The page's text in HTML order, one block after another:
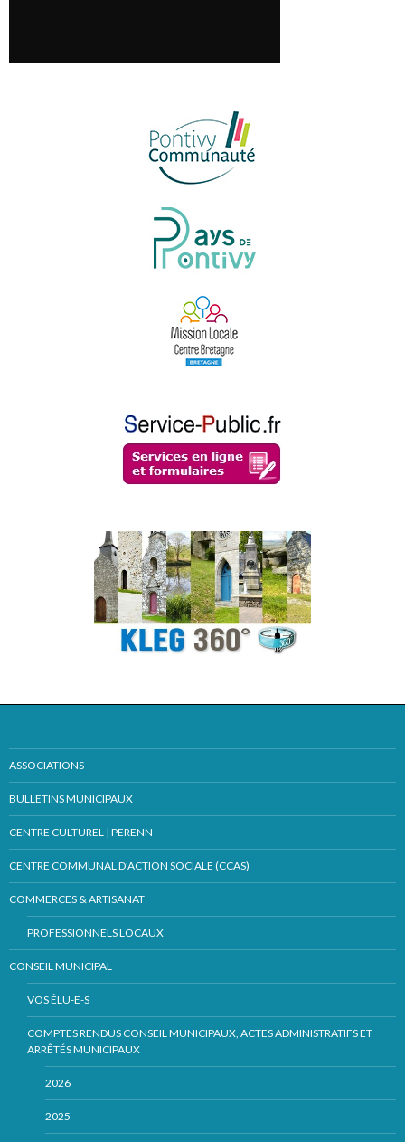
ASSOCIATIONS
BULLETINS MUNICIPAUX
CENTRE CULTUREL | PERENN
CENTRE COMMUNAL D’ACTION SOCIALE (CCAS)
COMMERCES & ARTISANAT
PROFESSIONNELS LOCAUX
CONSEIL MUNICIPAL
VOS ÉLU-E-S
COMPTES RENDUS CONSEIL MUNICIPAUX, ACTES ADMINISTRATIFS ET
ARRÊTÉS MUNICIPAUX
2026
2025